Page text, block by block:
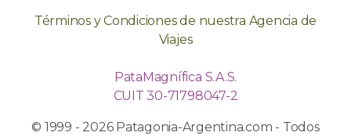
Términos y Condiciones de nuestra Agencia de
Viajes
PataMagnífica S.A.S.
CUIT 30-71798047-2
© 1999 - 2026 Patagonia-Argentina.com - Todos